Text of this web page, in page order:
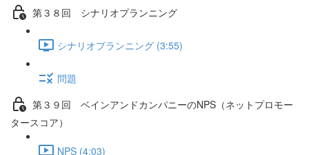
第３８回 シナリオプランニング
シナリオプランニング (3:55)
問題
第３９回 ベインアンドカンパニーのNPS（ネットプロモー
タースコア）
NPS (4:03)